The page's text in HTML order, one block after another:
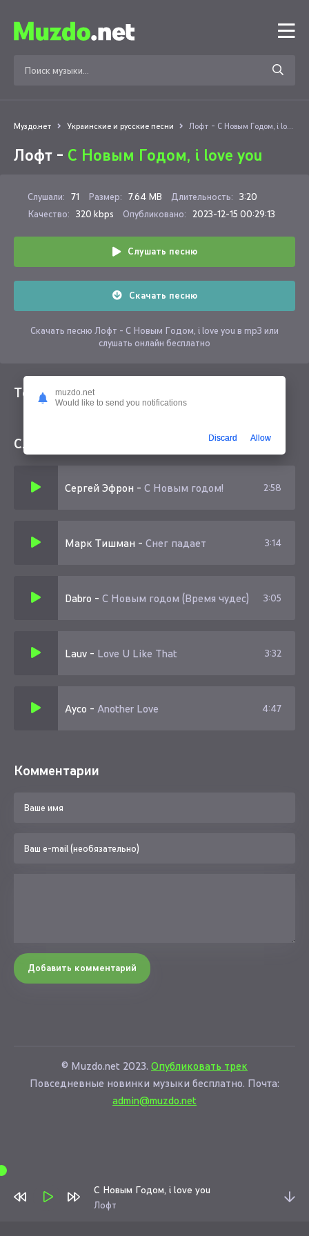
Муздо.нет Украинские и русские песни Лофт - С Новым Годом, i love you
Лофт - С Новым Годом, i love you
Слушали: 71 Размер: 7.64 MB Длительность: 3:20
Качество: 320 kbps Опубликовано: 2023-12-15 00:29:13
Слушать песню
Скачать песню
Скачать песню Лофт - С Новым Годом, i love you в mp3 или
слушать онлайн бесплатно
Текст песни
Слушайте еще
Сергей Эфрон - С Новым годом! 2:58
Марк Тишман - Снег падает 3:14
Dabro - С Новым годом (Время чудес) 3:05
Lauv - Love U Like That 3:32
Ayco - Another Love 4:47
Комментарии
Добавить комментарий
© Muzdo.net 2023. Опубликовать трек
Повседневные новинки музыки бесплатно. Почта:
admin@muzdo.net
С Новым Годом, i love you
Лофт
muzdo.net
Would like to send you notifications
Discard Allow